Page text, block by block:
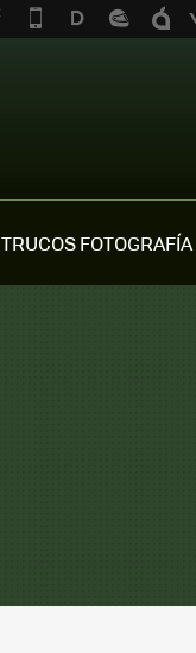
TRUCOS FOTOGRAFÍA